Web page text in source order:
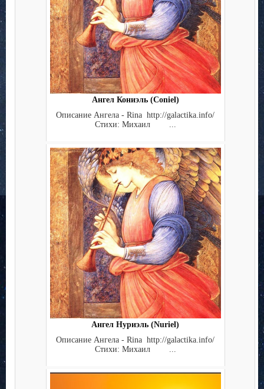
Ангел Кониэль (Coniel)
Описание Ангела - Rina http://galactika.info/
Стихи: Михаил ...
Ангел Нуриэль (Nuriel)
Описание Ангела - Rina http://galactika.info/
Стихи: Михаил ...